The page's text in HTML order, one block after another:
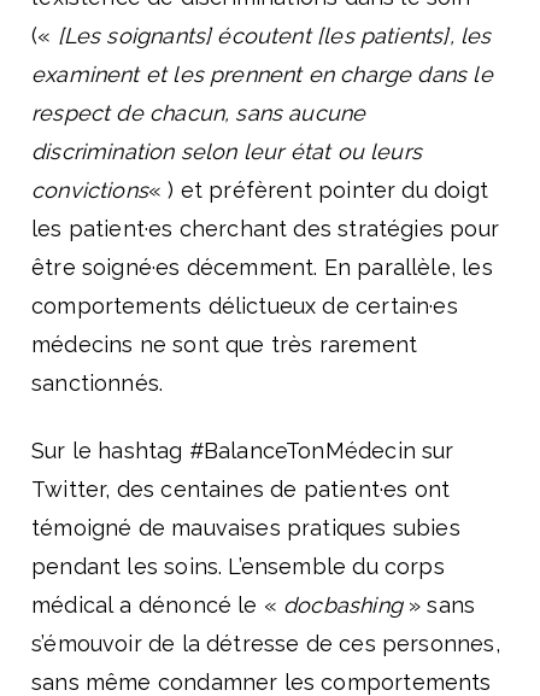
(« [Les soignants] écoutent [les patients], les
examinent et les prennent en charge dans le
respect de chacun, sans aucune
discrimination selon leur état ou leurs
convictions« ) et préfèrent pointer du doigt
les patient·es cherchant des stratégies pour
être soigné·es décemment. En parallèle, les
comportements délictueux de certain·es
médecins ne sont que très rarement
sanctionnés.
Sur le hashtag #BalanceTonMédecin sur
Twitter, des centaines de patient·es ont
témoigné de mauvaises pratiques subies
pendant les soins. L’ensemble du corps
médical a dénoncé le « docbashing» sans
s’émouvoir de la détresse de ces personnes,
sans même condamner les comportements